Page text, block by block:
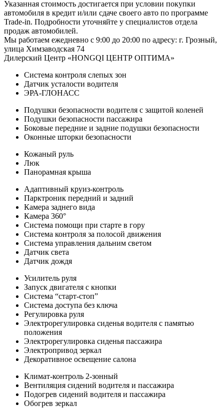
Указанная стоимость достигается при условии покупки
автомобиля в кредит и/или сдаче своего авто по программе
Trаdе-in. Подробности уточняйте у специалистов отдела
продаж автомобилей.
Мы работаем ежедневно с 9:00 до 20:00 по адресу: г. Грозный,
улица Химзаводская 74
Дилерский Центр «HONGQI ЦЕНТР ОПТИМА»
Система контроля слепых зон
Датчик усталости водителя
ЭРА-ГЛОНАСС
Подушки безопасности водителя с защитой коленей
Подушки безопасности пассажира
Боковые передние и задние подушки безопасности
Оконные шторки безопасности
Кожаный руль
Люк
Панорамная крыша
Адаптивный круиз-контроль
Парктроник передний и задний
Камера заднего вида
Камера 360°
Система помощи при старте в гору
Система контроля за полосой движения
Система управления дальним светом
Датчик света
Датчик дождя
Усилитель руля
Запуск двигателя с кнопки
Система “старт-стоп”
Система доступа без ключа
Регулировка руля
Электрорегулировка сиденья водителя с памятью
положения
Электрорегулировка сиденья пассажира
Электропривод зеркал
Декоративное освещение салона
Климат-контроль 2-зонный
Вентиляция сидений водителя и пассажира
Подогрев сидений водителя и пассажира
Обогрев зеркал